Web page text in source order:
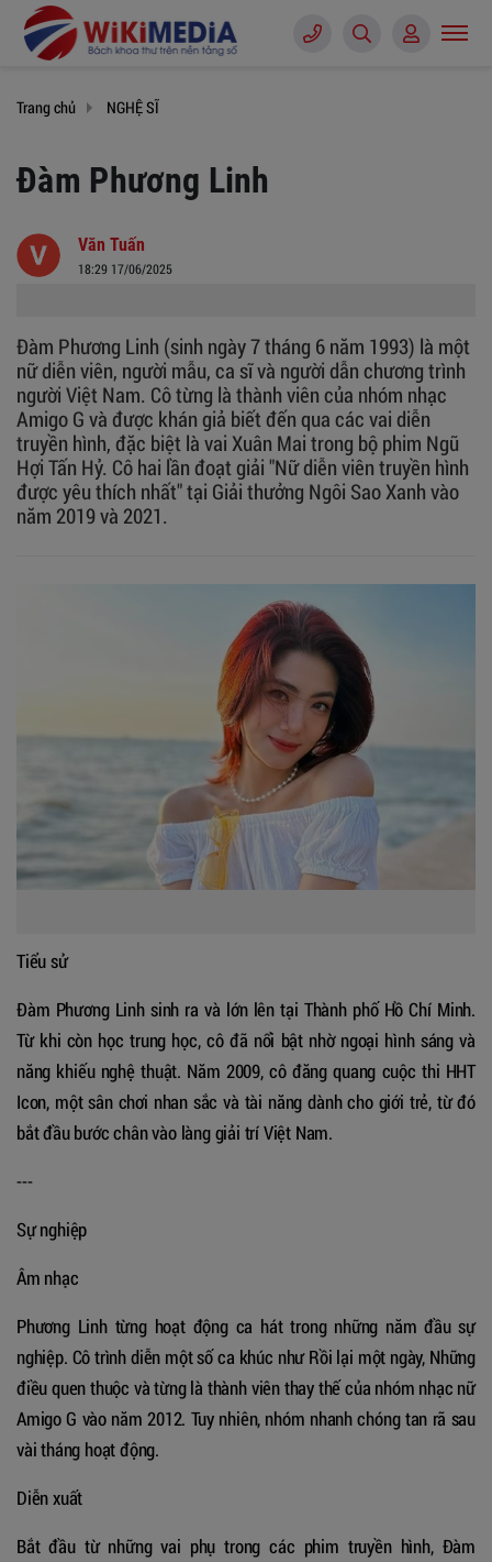
Trang chủ NGHỆ SĨ
Đàm Phương Linh
Văn Tuấn
18:29 17/06/2025
Đàm Phương Linh (sinh ngày 7 tháng 6 năm 1993) là một
nữ diễn viên, người mẫu, ca sĩ và người dẫn chương trình
người Việt Nam. Cô từng là thành viên của nhóm nhạc
Amigo G và được khán giả biết đến qua các vai diễn
truyền hình, đặc biệt là vai Xuân Mai trong bộ phim Ngũ
Hợi Tấn Hỷ. Cô hai lần đoạt giải "Nữ diễn viên truyền hình
được yêu thích nhất" tại Giải thưởng Ngôi Sao Xanh vào
năm 2019 và 2021.
Tiểu sử
Đàm Phương Linh sinh ra và lớn lên tại Thành phố Hồ Chí Minh.
Từ khi còn học trung học, cô đã nổi bật nhờ ngoại hình sáng và
năng khiếu nghệ thuật. Năm 2009, cô đăng quang cuộc thi HHT
Icon, một sân chơi nhan sắc và tài năng dành cho giới trẻ, từ đó
bắt đầu bước chân vào làng giải trí Việt Nam.
---
Sự nghiệp
Âm nhạc
Phương Linh từng hoạt động ca hát trong những năm đầu sự
nghiệp. Cô trình diễn một số ca khúc như Rồi lại một ngày, Những
điều quen thuộc và từng là thành viên thay thế của nhóm nhạc nữ
Amigo G vào năm 2012. Tuy nhiên, nhóm nhanh chóng tan rã sau
vài tháng hoạt động.
Diễn xuất
Bắt đầu từ những vai phụ trong các phim truyền hình, Đàm